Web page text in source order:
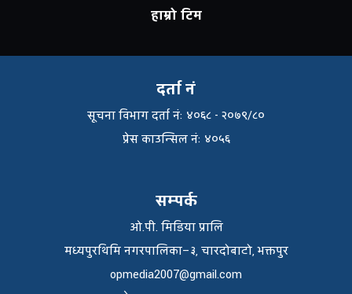
हाम्रो टिम
दर्ता नं
सूचना विभाग दर्ता नंः ४०६८ - २०७९/८०
प्रेस काउन्सिल नंः ४०५६
सम्पर्क
ओ.पी. मिडिया प्रालि
मध्यपुरथिमि नगरपालिका–३, चारदोबाटो, भक्तपुर
opmedia2007@gmail.com